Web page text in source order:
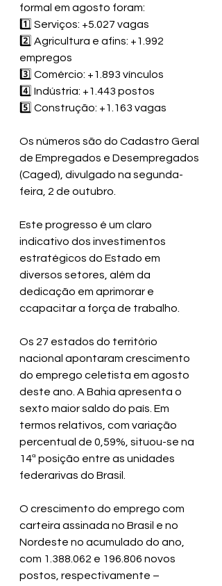
formal em agosto foram:
1️⃣ Serviços: +5.027 vagas
2️⃣ Agricultura e afins: +1.992
empregos
3️⃣ Comércio: +1.893 vínculos
4️⃣ Indústria: +1.443 postos
5️⃣ Construção: +1.163 vagas
Os números são do Cadastro Geral
de Empregados e Desempregados
(Caged), divulgado na segunda-
feira, 2 de outubro.
Este progresso é um claro
indicativo dos investimentos
estratégicos do Estado em
diversos setores, além da
dedicação em aprimorar e
ccapacitar a força de trabalho.
Os 27 estados do território
nacional apontaram crescimento
do emprego celetista em agosto
deste ano. A Bahia apresenta o
sexto maior saldo do país. Em
termos relativos, com variação
percentual de 0,59%, situou-se na
14ª posição entre as unidades
federarivas do Brasil.
O crescimento do emprego com
carteira assinada no Brasil e no
Nordeste no acumulado do ano,
com 1.388.062 e 196.806 novos
postos, respectivamente –